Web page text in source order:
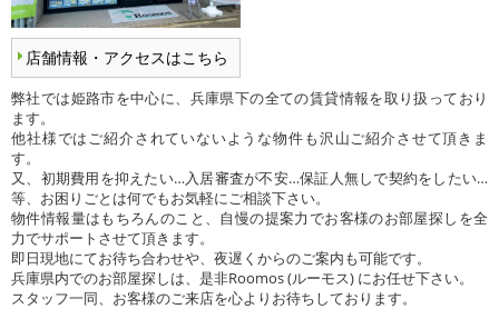
店舗情報・アクセスはこちら
弊社では姫路市を中心に、兵庫県下の全ての賃貸情報を取り扱っており
ます。
他社様ではご紹介されていないような物件も沢山ご紹介させて頂きま
す。
又、初期費用を抑えたい…入居審査が不安…保証人無しで契約をしたい…
等、お困りごとは何でもお気軽にご相談下さい。
物件情報量はもちろんのこと、自慢の提案力でお客様のお部屋探しを全
力でサポートさせて頂きます。
即日現地にてお待ち合わせや、夜遅くからのご案内も可能です。
兵庫県内でのお部屋探しは、是非Roomos (ルーモス) にお任せ下さい。
スタッフ一同、お客様のご来店を心よりお待ちしております。